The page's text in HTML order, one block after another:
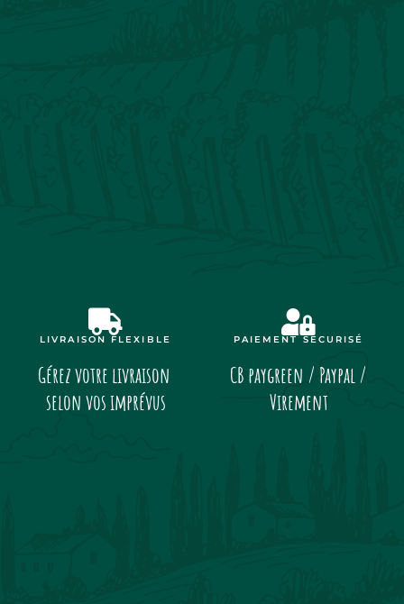
LIVRAISON FLEXIBLE
Gérez votre livraison
selon vos imprévus
PAIEMENT SÉCURISÉ
CB paygreen / Paypal /
Virement